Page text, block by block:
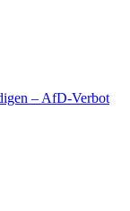
– AfD-Verbot